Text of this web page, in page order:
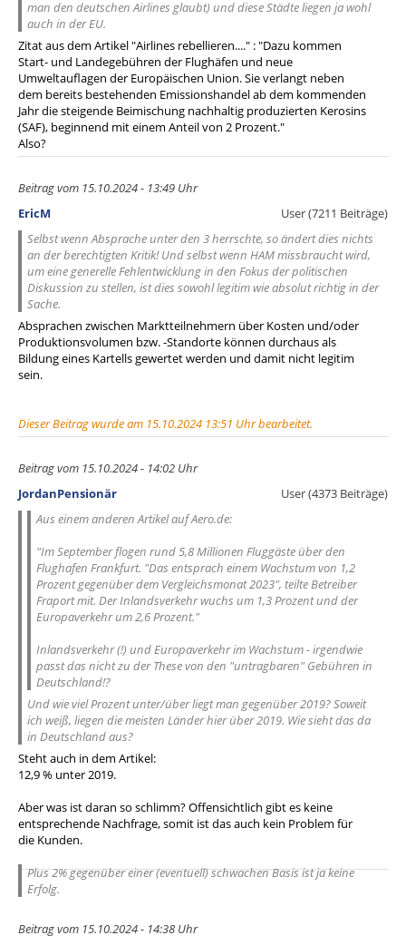
man den deutschen Airlines glaubt) und diese Städte liegen ja wohl
auch in der EU.
Zitat aus dem Artikel "Airlines rebellieren...." : "Dazu kommen
Start- und Landegebühren der Flughäfen und neue
Umweltauflagen der Europäischen Union. Sie verlangt neben
dem bereits bestehenden Emissionshandel ab dem kommenden
Jahr die steigende Beimischung nachhaltig produzierten Kerosins
(SAF), beginnend mit einem Anteil von 2 Prozent."
Also?
Beitrag vom 15.10.2024 - 13:49 Uhr
EricM
User (7211 Beiträge)
Selbst wenn Absprache unter den 3 herrschte, so ändert dies nichts
an der berechtigten Kritik! Und selbst wenn HAM missbraucht wird,
um eine generelle Fehlentwicklung in den Fokus der politischen
Diskussion zu stellen, ist dies sowohl legitim wie absolut richtig in der
Sache.
Absprachen zwischen Marktteilnehmern über Kosten und/oder
Produktionsvolumen bzw. -Standorte können durchaus als
Bildung eines Kartells gewertet werden und damit nicht legitim
sein.
Dieser Beitrag wurde am 15.10.2024 13:51 Uhr bearbeitet.
Beitrag vom 15.10.2024 - 14:02 Uhr
JordanPensionär
User (4373 Beiträge)
Aus einem anderen Artikel auf Aero.de:
"Im September flogen rund 5,8 Millionen Fluggäste über den
Flughafen Frankfurt. "Das entsprach einem Wachstum von 1,2
Prozent gegenüber dem Vergleichsmonat 2023", teilte Betreiber
Fraport mit. Der Inlandsverkehr wuchs um 1,3 Prozent und der
Europaverkehr um 2,6 Prozent."
Inlandsverkehr (!) und Europaverkehr im Wachstum - irgendwie
passt das nicht zu der These von den "untragbaren" Gebühren in
Deutschland!?
Und wie viel Prozent unter/über liegt man gegenüber 2019? Soweit
ich weiß, liegen die meisten Länder hier über 2019. Wie sieht das da
in Deutschland aus?
Steht auch in dem Artikel:
12,9 % unter 2019.
Aber was ist daran so schlimm? Offensichtlich gibt es keine
entsprechende Nachfrage, somit ist das auch kein Problem für
die Kunden.
Plus 2% gegenüber einer (eventuell) schwachen Basis ist ja keine
Erfolg.
Beitrag vom 15.10.2024 - 14:38 Uhr